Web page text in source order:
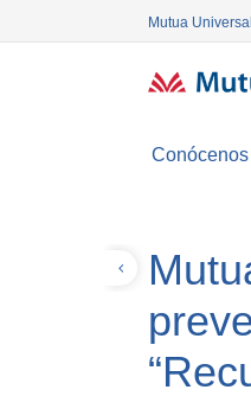
Mutua
Conócenos